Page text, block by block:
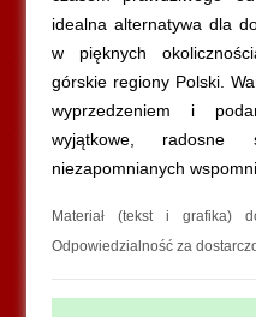
idealna alternatywa dla
w pięknych
górskie regiony Polski.
wyprzedzeniem i
wyjątkowe,
niezapomnianych
Materiał (tekst i grafika)
Odpowiedzialność za